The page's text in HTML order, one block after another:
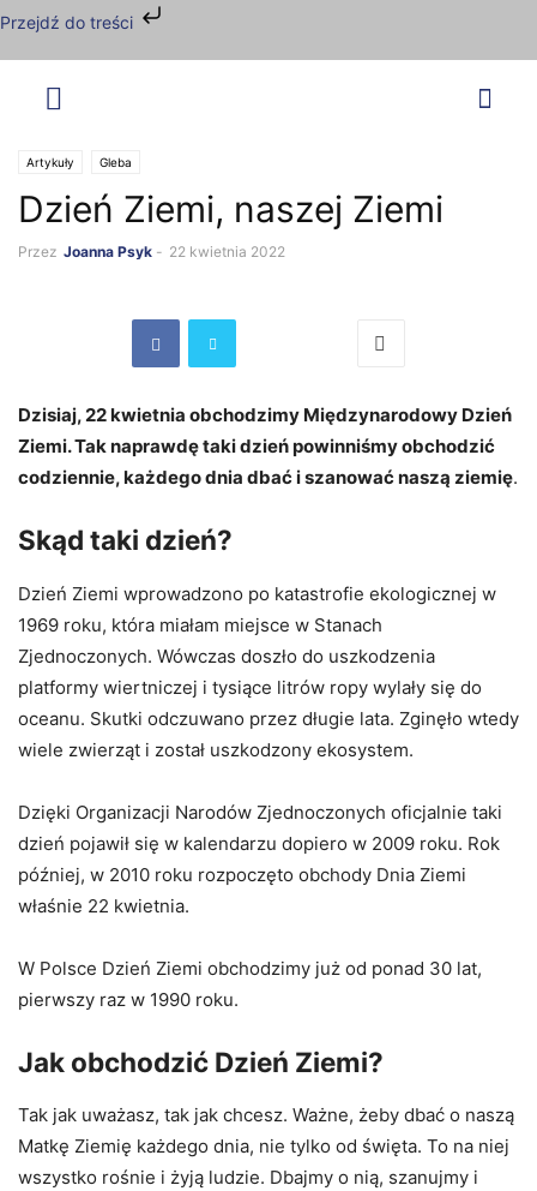
Przejdź do treści
Artykuły Gleba
Dzień Ziemi, naszej Ziemi
Przez Joanna Psyk - 22 kwietnia 2022
Dzisiaj, 22 kwietnia obchodzimy Międzynarodowy Dzień
Ziemi. Tak naprawdę taki dzień powinniśmy obchodzić
codziennie, każdego dnia dbać i szanować naszą ziemię.
Skąd taki dzień?
Dzień Ziemi wprowadzono po katastrofie ekologicznej w
1969 roku, która miałam miejsce w Stanach
Zjednoczonych. Wówczas doszło do uszkodzenia
platformy wiertniczej i tysiące litrów ropy wylały się do
oceanu. Skutki odczuwano przez długie lata. Zginęło wtedy
wiele zwierząt i został uszkodzony ekosystem.
Dzięki Organizacji Narodów Zjednoczonych oficjalnie taki
dzień pojawił się w kalendarzu dopiero w 2009 roku. Rok
później, w 2010 roku rozpoczęto obchody Dnia Ziemi
właśnie 22 kwietnia.
W Polsce Dzień Ziemi obchodzimy już od ponad 30 lat,
pierwszy raz w 1990 roku.
Jak obchodzić Dzień Ziemi?
Tak jak uważasz, tak jak chcesz. Ważne, żeby dbać o naszą
Matkę Ziemię każdego dnia, nie tylko od święta. To na niej
wszystko rośnie i żyją ludzie. Dbajmy o nią, szanujmy i